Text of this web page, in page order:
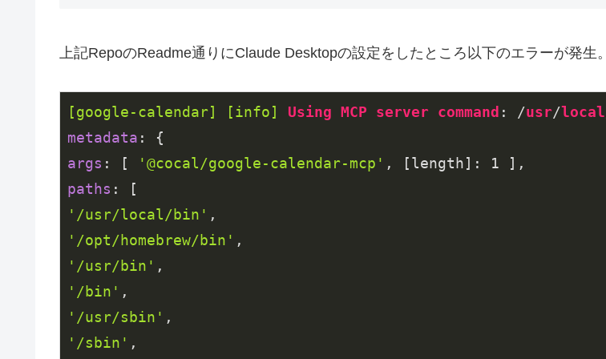
上記RepoのReadme通りにClaude Desktopの設定をしたところ以下のエラーが発生。
[google-calendar] [info] Using MCP server command : /usr/local
metadata
args : [ '@cocal/google-calendar-mcp' , [length]: 1
paths
'/usr/local/bin'
'/opt/homebrew/bin'
'/usr/bin'
'/bin'
'/usr/sbin'
'/sbin' ,